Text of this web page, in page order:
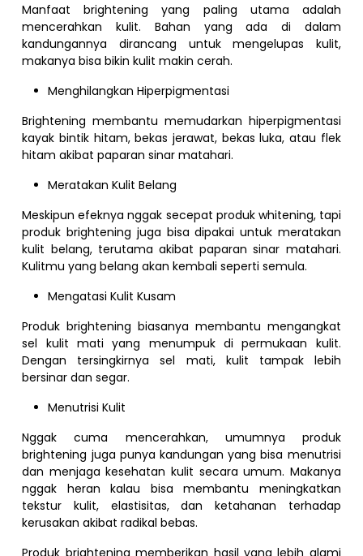
Manfaat brightening yang paling utama adalah
mencerahkan kulit. Bahan yang ada di dalam
kandungannya dirancang untuk mengelupas kulit,
makanya bisa bikin kulit makin cerah.
Menghilangkan Hiperpigmentasi
Brightening membantu memudarkan hiperpigmentasi
kayak bintik hitam, bekas jerawat, bekas luka, atau flek
hitam akibat paparan sinar matahari.
Meratakan Kulit Belang
Meskipun efeknya nggak secepat produk whitening, tapi
produk brightening juga bisa dipakai untuk meratakan
kulit belang, terutama akibat paparan sinar matahari.
Kulitmu yang belang akan kembali seperti semula.
Mengatasi Kulit Kusam
Produk brightening biasanya membantu mengangkat
sel kulit mati yang menumpuk di permukaan kulit.
Dengan tersingkirnya sel mati, kulit tampak lebih
bersinar dan segar.
Menutrisi Kulit
Nggak cuma mencerahkan, umumnya produk
brightening juga punya kandungan yang bisa menutrisi
dan menjaga kesehatan kulit secara umum. Makanya
nggak heran kalau bisa membantu meningkatkan
tekstur kulit, elastisitas, dan ketahanan terhadap
kerusakan akibat radikal bebas.
Produk brightening memberikan hasil yang lebih alami